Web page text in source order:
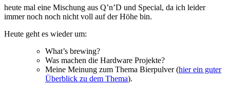
Lars
Marius
heute mal eine Mischung aus Q’n’D und Special, da ich leider
immer noch noch nicht voll auf der Höhe bin.
Heute geht es wieder um:
What’s brewing?
Was machen die Hardware Projekte?
Meine Meinung zum Thema Bierpulver (hier ein guter
Überblick zu dem Thema).